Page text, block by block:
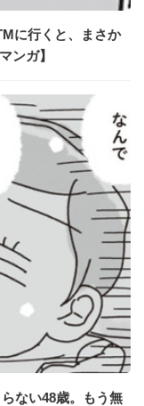
に行くと、まさか
ンガ】
ない48歳。もう無